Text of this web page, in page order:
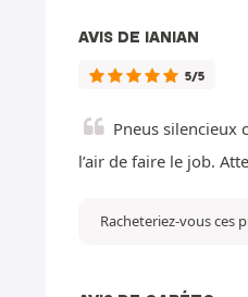
AVIS DE IANIAN
5/5
Pneus silencieux
l’air de faire le job.
Racheteriez-vous ces